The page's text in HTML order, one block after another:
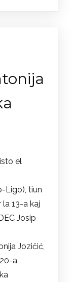
el
Ligo), tiun
13-a kaj
Josip
Jozičić,
a